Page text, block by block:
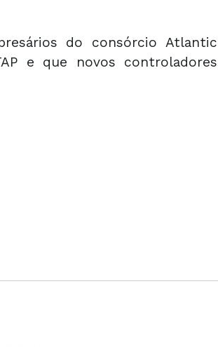
do consórcio Atlantic
e que novos controladores